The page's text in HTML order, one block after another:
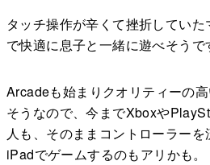
タッチ操作が辛くて挫折してい
で快適に息子と一緒に遊べそうで
Arcadeも始まりクオリティーの
そうなので、今までXboxや
人も、そのままコントローラー
iPadでゲームするのもアリかも。